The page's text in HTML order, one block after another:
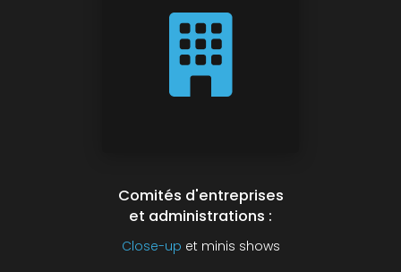
Comités d'entreprises
et administrations :
Close-up et minis shows